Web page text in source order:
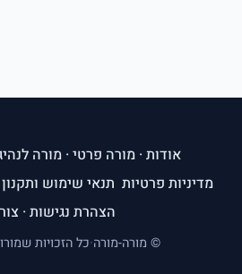
אודות · מורה פרטי · מורה
מדיניות פרטיות תנאי שימוש ותקנון
הצהרת נגישות ·
© מורה-מורה·כל הזכויות